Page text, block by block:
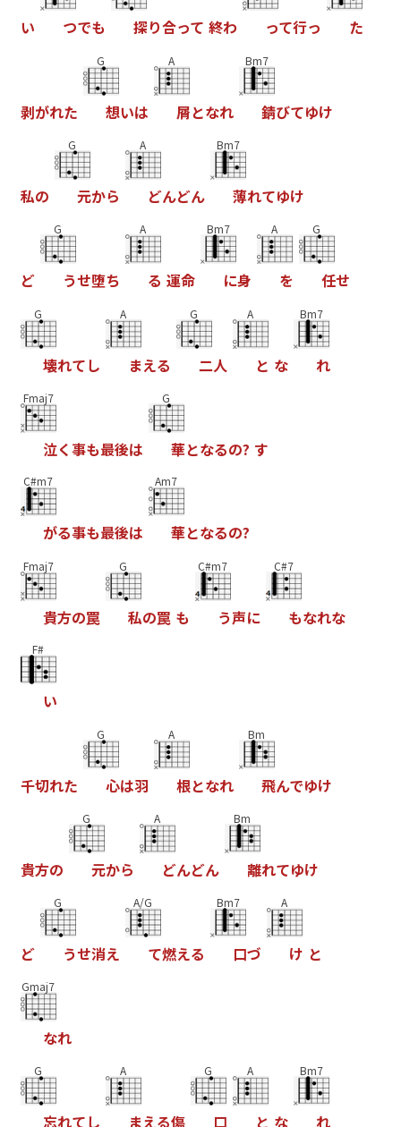
い つでも 探り合って 終わ って行っ た
剥がれた
G
想いは
A
屑となれ
Bm7
錆びてゆけ
私の
G
元から
A
どんどん
Bm7
薄れてゆけ
ど
G
うせ堕ち
A
る 運命
Bm7
に身
A
を
G
任せ
G
壊れてし
A
まえる
G
二人
A
と な
Bm7
れ
Fmaj7
泣く事も最後は
G
華となるの? す
C#m7
がる事も最後は
Am7
華となるの?
Fmaj7
貴方の罠
G
私の罠 も
C#m7
う声に
C#7
もなれな
F#
い
千切れた
G
心は羽
A
根となれ
Bm
飛んでゆけ
貴方の
G
元から
A
どんどん
Bm
離れてゆけ
ど
G
うせ消え
A/G
て燃える
Bm7
口づ
A
け と
Gmaj7
なれ
G
忘れてし
A
まえる傷
G
口
A
と な
Bm7
れ